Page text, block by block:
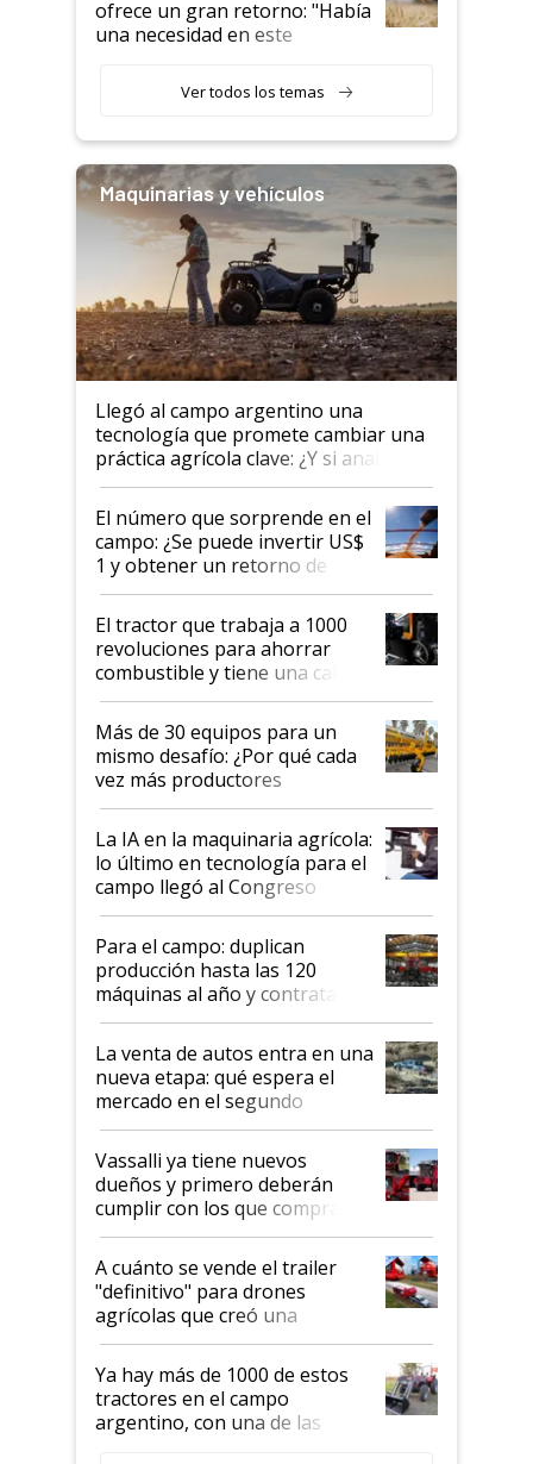
ofrece un gran retorno: "Había
una necesidad en este
Ver todos los temas
Maquinarias y vehículos
Llegó al campo argentino una
tecnología que promete cambiar una
práctica agrícola clave: ¿Y si analizar
el suelo fuera tan simple como
apretar un botón?
El número que sorprende en el
campo: ¿Se puede invertir US$
1 y obtener un retorno de
hasta US$ 10 en agricultura?
El tractor que trabaja a 1000
revoluciones para ahorrar
combustible y tiene una cabina
que parece una computadora:
lo último en el mundo,
disponible en Argentina
Más de 30 equipos para un
mismo desafío: ¿Por qué cada
vez más productores
incorporan fertilizante bajo
tierra?
La IA en la maquinaria agrícola:
lo último en tecnología para el
campo llegó al Congreso
Aapresid 2026
Para el campo: duplican
producción hasta las 120
máquinas al año y contratan
especialistas de la industria
automotriz para lograrlo
La venta de autos entra en una
nueva etapa: qué espera el
mercado en el segundo
semestre
Vassalli ya tiene nuevos
dueños y primero deberán
cumplir con los que compraron
cosechadoras y todavía no las
recibieron: quién está detrás
del rescate de la empresa
A cuánto se vende el trailer
"definitivo" para drones
agrícolas que creó una
empresa argentina: "Veíamos a
contratistas invirtiendo miles
de dólares en drones de última
generación que luego eran
transportados de forma
Ya hay más de 1000 de estos
tractores en el campo
argentino, con una de las